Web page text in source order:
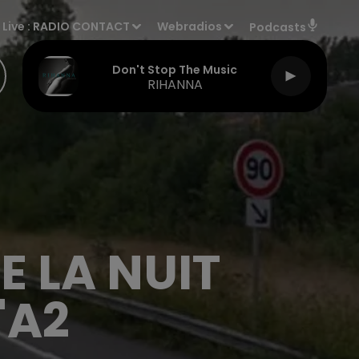
Live :RADIO CONTACT Webradios Podcasts
Don't Stop The Music
RIHANNA
LA NUIT